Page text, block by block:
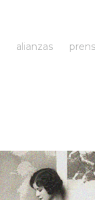
alianzas